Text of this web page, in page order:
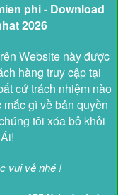
phi - Download
2026
Website này được
hàng truy cập tại
cứ trách nhiệm nào
gì về bản quyền
tôi xóa bỏ khỏi
vui vẻ nhé !